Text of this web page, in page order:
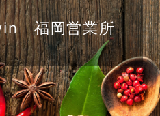
福岡営業所